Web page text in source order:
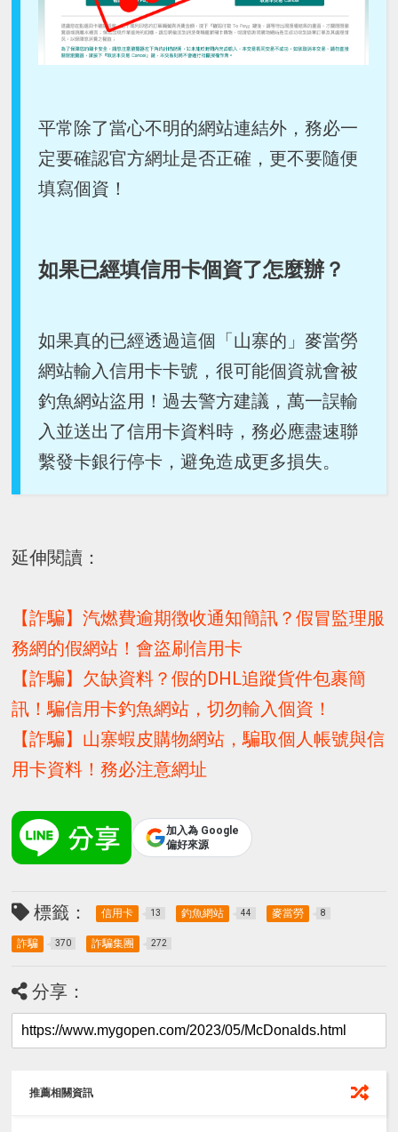
平常除了當心不明的網站連結外，務必一
定要確認官方網址是否正確，更不要隨便
填寫個資！
如果已經填信用卡個資了怎麼辦？
如果真的已經透過這個「山寨的」麥當勞
網站輸入信用卡卡號，很可能個資就會被
釣魚網站盜用！過去警方建議，萬一誤輸
入並送出了信用卡資料時，務必應盡速聯
繫發卡銀行停卡，避免造成更多損失。
延伸閱讀：
【詐騙】汽燃費逾期徴收通知簡訊？假冒監理服
務網的假網站！會盜刷信用卡
【詐騙】欠缺資料？假的DHL追蹤貨件包裹簡
訊！騙信用卡釣魚網站，切勿輸入個資！
【詐騙】山寨蝦皮購物網站，騙取個人帳號與信
用卡資料！務必注意網址
加入為 Google
偏好來源
標籤： 信用卡 13 釣魚網站 44 麥當勞 8
詐騙 370 詐騙集團 272
分享：
推薦相關資訊